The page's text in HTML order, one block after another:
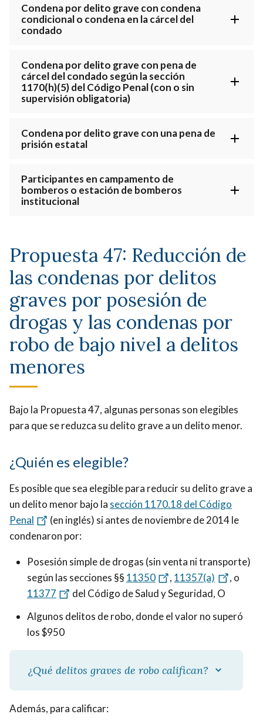
Condena por delito grave con condena
condicional o condena en la cárcel del
condado
Condena por delito grave con pena de
cárcel del condado según la sección
1170(h)(5) del Código Penal (con o sin
supervisión obligatoria)
Condena por delito grave con una pena de
prisión estatal
Participantes en campamento de
bomberos o estación de bomberos
institucional
Propuesta 47: Reducción de
las condenas por delitos
graves por posesión de
drogas y las condenas por
robo de bajo nivel a delitos
menores
Bajo la Propuesta 47, algunas personas son elegibles
para que se reduzca su delito grave a un delito menor.
¿Quién es elegible?
Es posible que sea elegible para reducir su delito grave a
un delito menor bajo la sección 1170.18 del Código
Penal
(en inglés) si antes de noviembre de 2014 le
condenaron por:
Posesión simple de drogas (sin venta ni transporte)
según las secciones §§ 11350 , 11357(a)
, o
11377
del Código de Salud y Seguridad, O
Algunos delitos de robo, donde el valor no superó
los $950
¿Qué delitos graves de robo califican?
Además, para calificar: